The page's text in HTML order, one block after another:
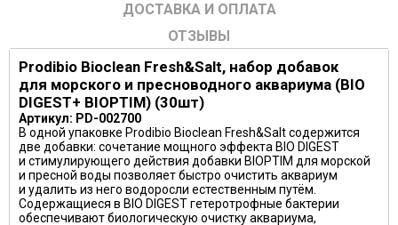
ДОСТАВКА И ОПЛАТА
ОТЗЫВЫ
Prodibio Bioclean Fresh&Salt, набор добавок
для морского и пресноводного аквариума (BIO
DIGEST+ BIOPTIM) (30шт)
Артикул: PD-002700
В одной упаковке Prodibio Bioclean Fresh&Salt содержится
две добавки: сочетание мощного эффекта BIO DIGEST
и стимулирующего действия добавки BIOPTIM для морской
и пресной воды позволяет быстро очистить аквариум
и удалить из него водоросли естественным путём.
Содержащиеся в BIO DIGEST гетеротрофные бактерии
обеспечивают биологическую очистку аквариума,